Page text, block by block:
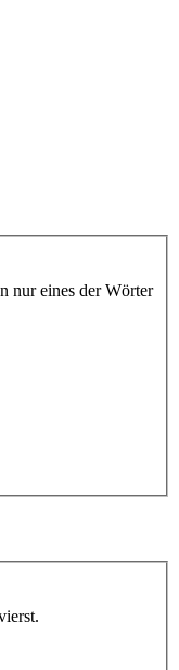
nur eines der Wörter